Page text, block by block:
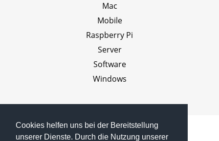
Cookies helfen uns bei der Bereitstellung
unserer Dienste. Durch die Nutzung unserer
Mac
Mobile
Raspberry Pi
Server
Software
Windows